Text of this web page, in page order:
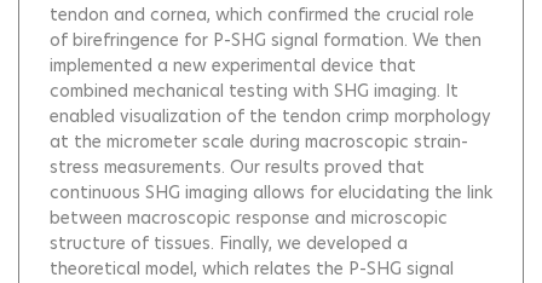
tendon and cornea, which confirmed the crucial role
of birefringence for P-SHG signal formation. We then
implemented a new experimental device that
combined mechanical testing with SHG imaging. It
enabled visualization of the tendon crimp morphology
at the micrometer scale during macroscopic strain-
stress measurements. Our results proved that
continuous SHG imaging allows for elucidating the link
between macroscopic response and microscopic
structure of tissues. Finally, we developed a
theoretical model, which relates the P-SHG signal